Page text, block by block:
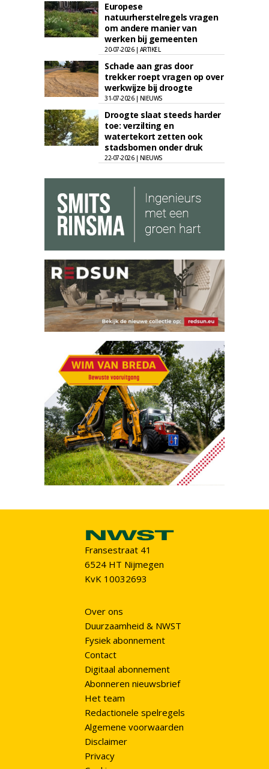
Europese
natuurherstelregels vragen
om andere manier van
werken bij gemeenten
20-07-2026 | ARTIKEL
Schade aan gras door
trekker roept vragen op over
werkwijze bij droogte
31-07-2026 | NIEUWS
Droogte slaat steeds harder
toe: verzilting en
watertekort zetten ook
stadsbomen onder druk
22-07-2026 | NIEUWS
Fransestraat 41
6524 HT Nijmegen
KvK 10032693
Over ons
Duurzaamheid & NWST
Fysiek abonnement
Contact
Digitaal abonnement
Abonneren nieuwsbrief
Het team
Redactionele spelregels
Algemene voorwaarden
Disclaimer
Privacy